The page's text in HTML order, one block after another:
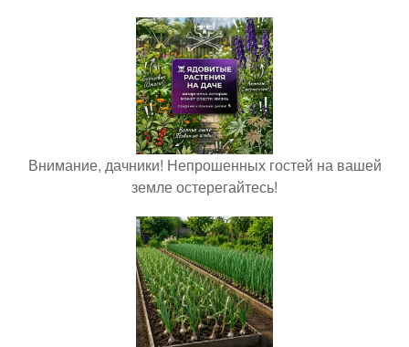
Внимание, дачники! Непрошенных гостей на вашей
земле остерегайтесь!